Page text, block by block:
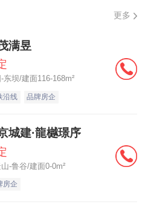
以新政还是会在一定程
，正准备更改笋盘信
看到营销中心里不少购
相关工作人员表示，龙
了非本市户籍人士购房
更多
满昱
东坝/建面116-168m²
沿线 品牌房企
城建·龍樾璟序
-鲁谷/建面0-0m²
房企